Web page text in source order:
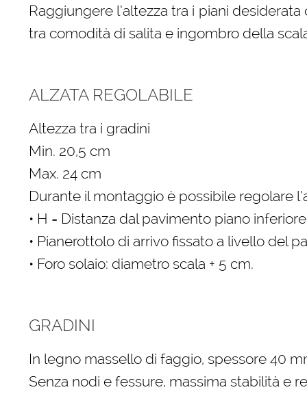
Raggiungere l’altezza tra i piani
tra comodità di salita e ingombro della
ALZATA REGOLABILE
Altezza tra i gradini
Min. 20,5 cm
Max. 24 cm
Durante il montaggio è possibile regolare
• H = Distanza dal pavimento piano
• Pianerottolo di arrivo fissato a livello del
• Foro solaio: diametro scala + 5 cm.
GRADINI
In legno massello di faggio, spessore 40
Senza nodi e fessure, massima stabilità e